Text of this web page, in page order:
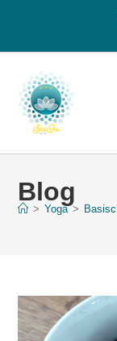
Blog
> Yoga >